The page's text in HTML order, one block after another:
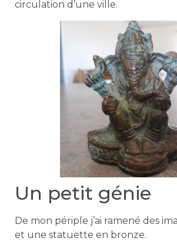
circulation d’une ville.
Un petit génie
De mon périple j’ai ramené des
et une statuette en bronze.